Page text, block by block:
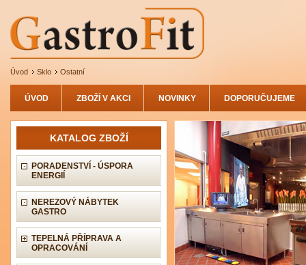
Úvod Sklo Ostatní
ÚVOD ZBOŽÍ V AKCI NOVINKY DOPORUČUJEME
KATALOG ZBOŽÍ
PORADENSTVÍ - ÚSPORA
ENERGIÍ
NEREZOVÝ NÁBYTEK
GASTRO
TEPELNÁ PŘÍPRAVA A
OPRACOVÁNÍ